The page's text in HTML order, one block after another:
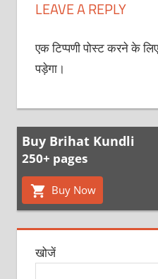
LEAVE A REPLY
एक टिप्पणी पोस्ट करने के
पड़ेगा।
Buy Brihat Kundli
250+ pages
Buy Now
खोजें